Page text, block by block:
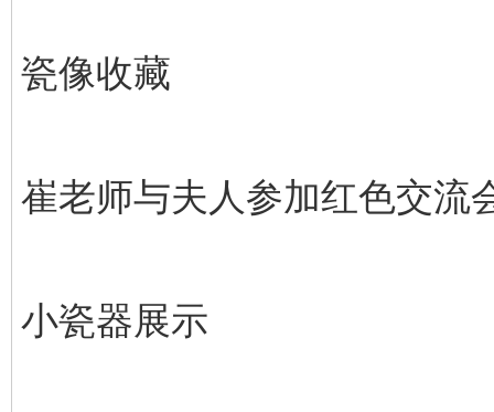
瓷像收藏
崔老师与夫人参加红色交流
小瓷器展示